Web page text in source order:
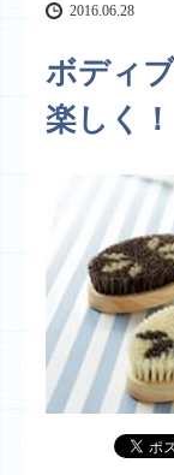
2016.06.28
ボディ
楽しく！